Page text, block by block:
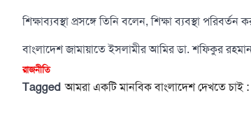
শিক্ষাব্যবস্থা প্রসঙ্গে তিনি বলেন, শিক্ষা ব্যবস্থা
বাংলাদেশ জামায়াতে ইসলামীর আমির ডা. শফিকুর
রাজনীতি
Taggedআমরা একটি মানবিক বাংলাদেশ দেখতে চাই